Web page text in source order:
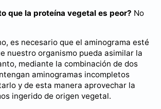
que la proteína vegetal es peor? No
es necesario que el aminograma esté
nuestro organismo pueda asimilar la
mediante la combinación de dos
aminogramas incompletos
y de esta manera aprovechar la
ingerido de origen vegetal.